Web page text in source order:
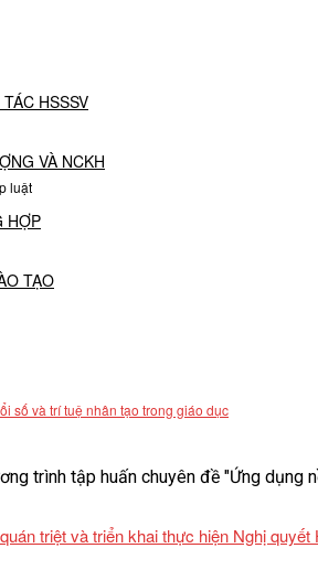
HSSSV
VÀ NCKH
HỢP
TẠO
luật
số và trí tuệ nhân tạo trong giáo dục
trình tập huấn chuyên đề "Ứng dụng
triệt và triển khai thực hiện Nghị